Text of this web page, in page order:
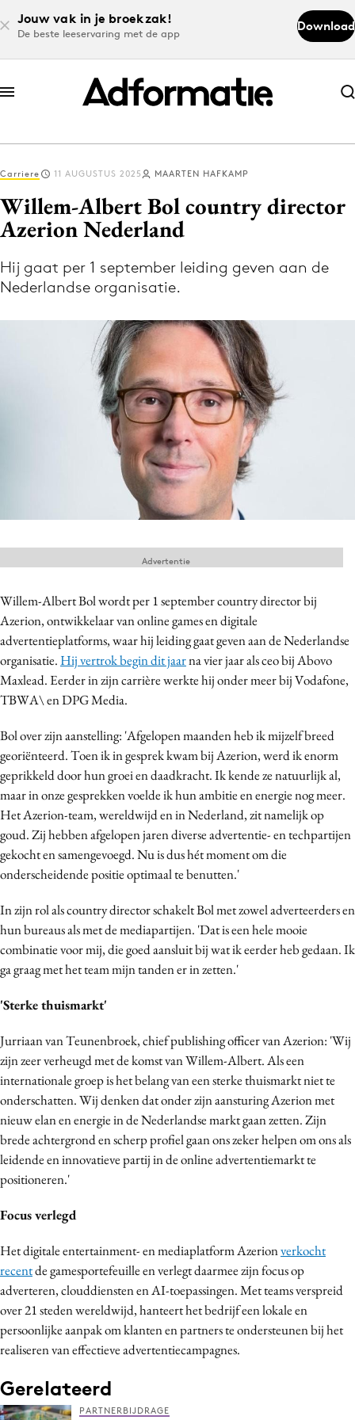
Jouw vak in je broekzak!
De beste leeservaring met de app
Download
Abonneer nu
Abonneer nu
Log in
Volg het laatste nieuws via de Adformatie
Nieuws app
9 sept: GenAI-training
Adverteren
Events
Opleidingen
Vacatures
Academy
Partners
Topics
Artificial Intelligence
Campagnes
Carriere
Contentmarketing
Craft
Customer Experience
Data & Insights
Digital transformation
Diversiteit
Influencer marketing
Interne communicatie
Martech
Media
Merkstrategie
PR
Programmatic
Purpose Marketing
Carriere 11 AUGUSTUS 2025 MAARTEN HAFKAMP
Willem-Albert Bol country director
Azerion Nederland
Hij gaat per 1 september leiding geven aan de
Nederlandse organisatie.
Willem-Albert Bol wordt per 1 september country director bij
Azerion, ontwikkelaar van online games en digitale
advertentieplatforms, waar hij leiding gaat geven aan de Nederlandse
organisatie.Hij vertrok begin dit jaarna vier jaar als ceo bij Abovo
Maxlead. Eerder in zijn carrière werkte hij onder meer bij Vodafone,
TBWA\ en DPG Media.
Bol over zijn aanstelling: 'Afgelopen maanden heb ik mijzelf breed
georiënteerd. Toen ik in gesprek kwam bij Azerion, werd ik enorm
geprikkeld door hun groei en daadkracht. Ik kende ze natuurlijk al,
maar in onze gesprekken voelde ik hun ambitie en energie nog meer.
Het Azerion-team, wereldwijd en in Nederland, zit namelijk op
goud. Zij hebben afgelopen jaren diverse advertentie- en techpartijen
gekocht en samengevoegd. Nu is dus hét moment om die
onderscheidende positie optimaal te benutten.'
In zijn rol als country director schakelt Bol met zowel adverteerders en
hun bureaus als met de mediapartijen. 'Dat is een hele mooie
combinatie voor mij, die goed aansluit bij wat ik eerder heb gedaan. Ik
ga graag met het team mijn tanden er in zetten.'
'Sterke thuismarkt'
Jurriaan van Teunenbroek, chief publishing officer van Azerion: 'Wij
zijn zeer verheugd met de komst van Willem-Albert. Als een
internationale groep is het belang van een sterke thuismarkt niet te
onderschatten. Wij denken dat onder zijn aansturing Azerion met
nieuw elan en energie in de Nederlandse markt gaan zetten. Zijn
brede achtergrond en scherp profiel gaan ons zeker helpen om ons als
leidende en innovatieve partij in de online advertentiemarkt te
positioneren.'
Focus verlegd
Het digitale entertainment- en mediaplatform Azerionverkocht
recentde gamesportefeuille en verlegt daarmee zijn focus op
adverteren, clouddiensten en AI-toepassingen. Met teams verspreid
over 21 steden wereldwijd, hanteert het bedrijf een lokale en
persoonlijke aanpak om klanten en partners te ondersteunen bij het
realiseren van effectieve advertentiecampagnes.
Gerelateerd
PARTNERBIJDRAGE
Advertentie